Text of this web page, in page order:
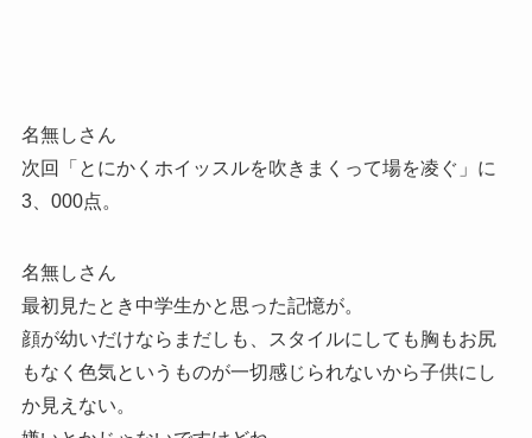
名無しさん
次回「とにかくホイッスルを吹きまくって場を凌ぐ」に
3、000点。
名無しさん
最初見たとき中学生かと思った記憶が。
顔が幼いだけならまだしも、スタイルにしても胸もお尻
もなく色気というものが一切感じられないから子供にし
か見えない。